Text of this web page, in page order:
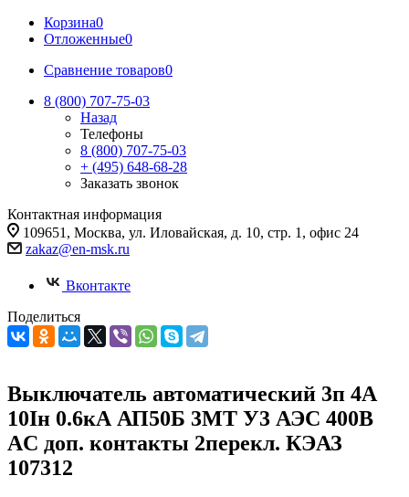
Корзина0
Отложенные0
Сравнение товаров0
8 (800) 707-75-03
Назад
Телефоны
8 (800) 707-75-03
+ (495) 648-68-28
Заказать звонок
Контактная информация
109651, Москва, ул. Иловайская, д. 10, стр. 1, офис 24
zakaz@en-msk.ru
Вконтакте
Поделиться
Выключатель автоматический 3п 4А
10Iн 0.6кА АП50Б 3МТ У3 АЭС 400В
AC доп. контакты 2перекл. КЭАЗ
107312